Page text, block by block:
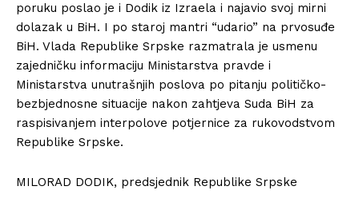
poruku poslao je i Dodik iz Izraela i najavio svoj mirni
dolazak u BiH. I po staroj mantri “udario” na prvosuđe
BiH. Vlada Republike Srpske razmatrala je usmenu
zajedničku informaciju Ministarstva pravde i
Ministarstva unutrašnjih poslova po pitanju političko-
bezbjednosne situacije nakon zahtjeva Suda BiH za
raspisivanjem interpolove potjernice za rukovodstvom
Republike Srpske.
MILORAD DODIK, predsjednik Republike Srpske